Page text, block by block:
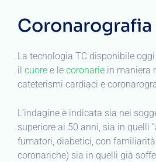
Coronarografia
La tecnologia TC disponibile
il cuore e le coronarie in maniera
cateterismi cardiaci e
L’indagine è indicata sia nei
superiore ai 50 anni, sia in quelli
fumatori, diabetici, con
coronariche) sia in quelli già